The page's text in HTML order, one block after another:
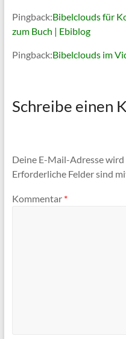
Pingback:Bibelclouds für
zum Buch | Ebiblog
Pingback:Bibelclouds im
Schreibe einen
Deine E-Mail-Adresse
Erforderliche Felder sind
Kommentar *